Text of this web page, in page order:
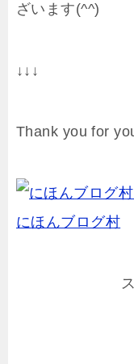
ざいます(^^)
↓↓↓
Thank you for
にほんブログ村